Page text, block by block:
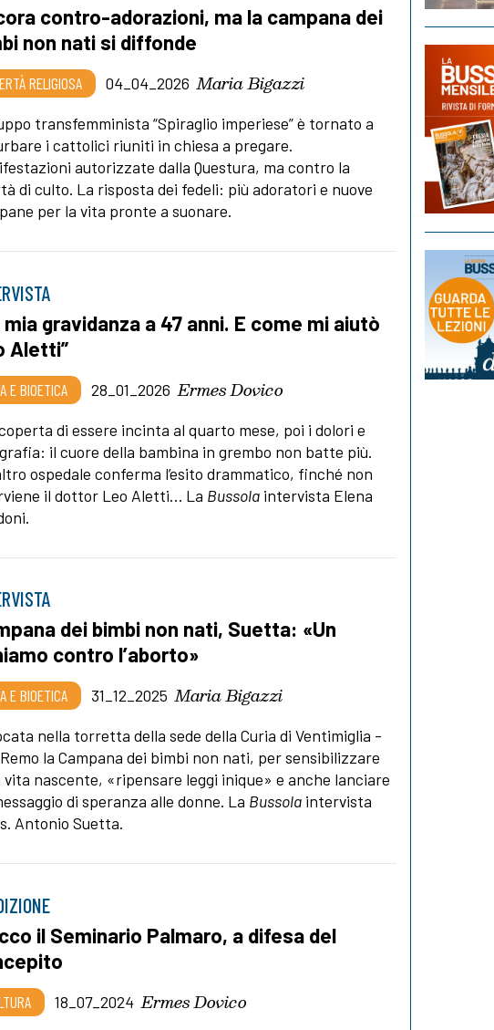
contro-adorazioni, ma la campana dei
non nati si diffonde
RELIGIOSA 04_04_2026 Maria Bigazzi
transfemminista “Spiraglio imperiese” è tornato a
i cattolici riuniti in chiesa a pregare.
autorizzate dalla Questura, ma contro la
di culto. La risposta dei fedeli: più adoratori e nuove
per la vita pronte a suonare.
mia gravidanza a 47 anni. E come mi aiutò
Aletti”
E BIOETICA 28_01_2026 Ermes Dovico
di essere incinta al quarto mese, poi i dolori e
il cuore della bambina in grembo non batte più.
ospedale conferma l’esito drammatico, finché non
il dottor Leo Aletti… La Bussola intervista Elena
dei bimbi non nati, Suetta: «Un
contro l’aborto»
E BIOETICA 31_12_2025 Maria Bigazzi
nella torretta della sede della Curia di Ventimiglia -
la Campana dei bimbi non nati, per sensibilizzare
vita nascente, «ripensare leggi inique» e anche lanciare
di speranza alle donne. La Bussola intervista
Antonio Suetta.
il Seminario Palmaro, a difesa del
18_07_2024 Ermes Dovico